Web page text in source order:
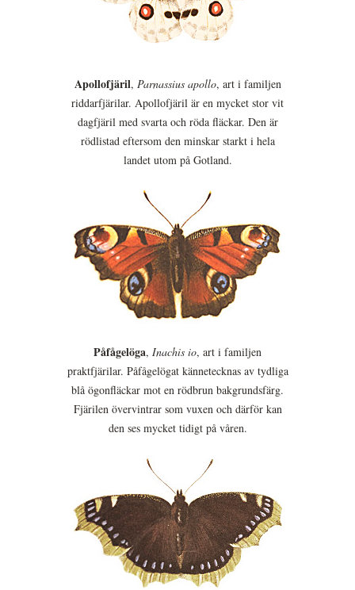
Apollofjäril, Parnassius apollo, art i familjen
riddarfjärilar. Apollofjäril är en mycket stor vit
dagfjäril med svarta och röda fläckar. Den är
rödlistad eftersom den minskar starkt i hela
landet utom på Gotland.
Påfågelöga, Inachis io, art i familjen
praktfjärilar. Påfågelögat kännetecknas av tydliga
blå ögonfläckar mot en rödbrun bakgrundsfärg.
Fjärilen övervintrar som vuxen och därför kan
den ses mycket tidigt på våren.